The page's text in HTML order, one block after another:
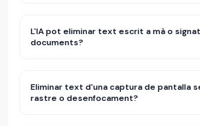
L'IA pot eliminar text escrit a mà o
documents?
Eliminar text d'una captura de pantalla
rastre o desenfocament?